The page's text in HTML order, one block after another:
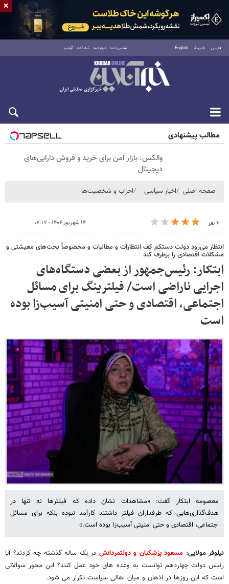
فارسی العربية English تماس با ما درباره ما تبلیغات آرشیو
شنبه ۱۷ مرداد ۱۴۰۵
مطالب پیشنهادی
والکس: بازار امن برای خرید و فروش دارایی‌های
دیجیتال
صفحه اصلی اخبار سیاسی احزاب و شخصیت‌ها
۶ نفر ۱۴ شهریور ۱۴۰۴ - ۰۷:۱۷
انتظار می‌رود دولت دستکم کف انتظارات و مطالبات و مخصوصاً بحث‌های معیشتی و
مشکلات اقتصادی را برطرف کند
ابتکار: رئیس‌جمهور از بعضی دستگاه‌های
اجرایی ناراضی است/ فیلترینگ برای مسائل
اجتماعی، اقتصادی و حتی امنیتی آسیب‌زا بوده
است
معصومه ابتکار گفت: «مشاهدات نشان داده که فیلترها نه تنها در
هدف‌گذاری‌هایی که طرفداران فیلتر داشتند کارآمد نبوده بلکه برای مسائل
اجتماعی، اقتصادی و حتی امنیتی آسیب‌زا بوده است.»
نیلوفر مولایی: مسعود پزشکیان و دولتمردانش در یک ساله گذشته چه کردند؟ آیا
رئیس دولت چهاردهم توانست به وعده های خود عمل کنند؟ این محور سوالاتی
است که این روزها در اذهان و میان اهالی سیاست تکرار می شود.
×